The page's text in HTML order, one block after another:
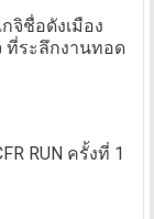
จิชื่อดังเมือง
ที่ระลึกงานทอด
RUN ครั้งที่ 1